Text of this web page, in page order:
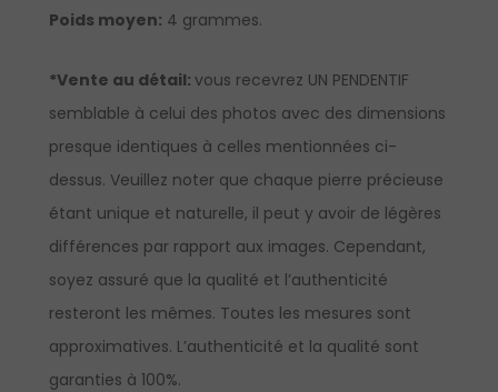
Poids moyen: 4 grammes.
*Vente au détail: vous recevrez UN PENDENTIF
semblable à celui des photos avec des dimensions
presque identiques à celles mentionnées ci-
dessus. Veuillez noter que chaque pierre précieuse
étant unique et naturelle, il peut y avoir de légères
différences par rapport aux images. Cependant,
soyez assuré que la qualité et l’authenticité
resteront les mêmes. Toutes les mesures sont
approximatives. L’authenticité et la qualité sont
garanties à 100%.